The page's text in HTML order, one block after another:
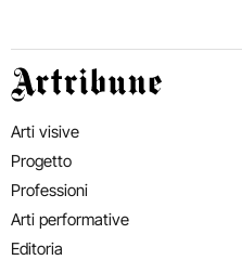
Artribune
Arti visive
Progetto
Professioni
Arti performative
Editoria